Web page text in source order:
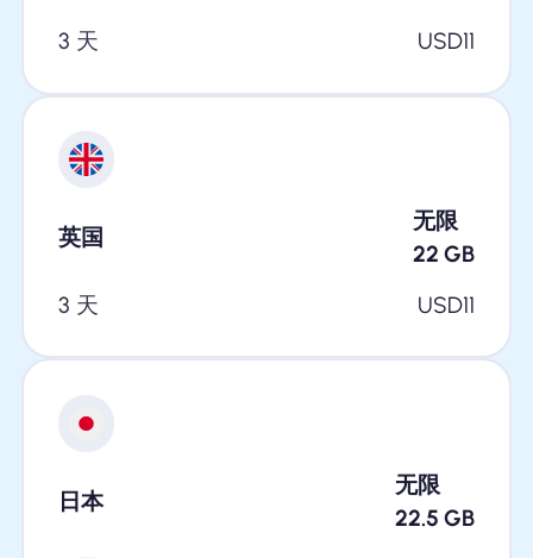
3 天
USD11
英国
无限
22 GB
3 天
USD11
日本
无限
22.5 GB